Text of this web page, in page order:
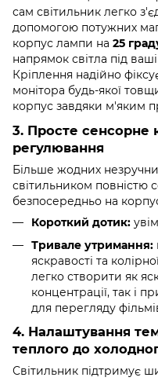
сам світильник легко
допомогою потужних
корпус лампи на 25
напрямок світла під
Кріплення надійно
монітора будь-якої
корпус завдяки м'яким
3. Просте сенсорне
регулювання
Більше жодних
світильником повністю
безпосередньо на
Короткий дотик:
Тривале утримання:
яскравості та
легко створити як
концентрації, так і
для перегляду
4. Налаштування
теплого до
Світильник підтримує